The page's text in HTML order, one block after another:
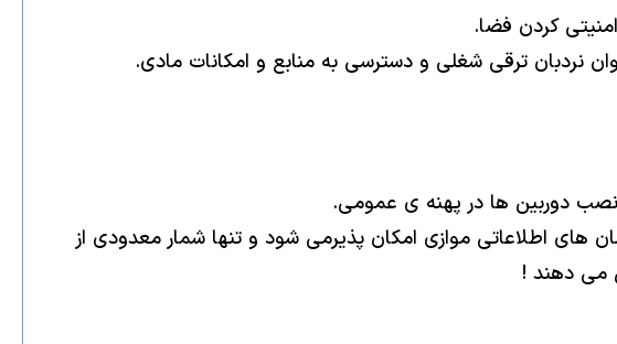
هاى اطلاعاتى موازى امكان پذيرمى شود و تنها شمار معدودى از